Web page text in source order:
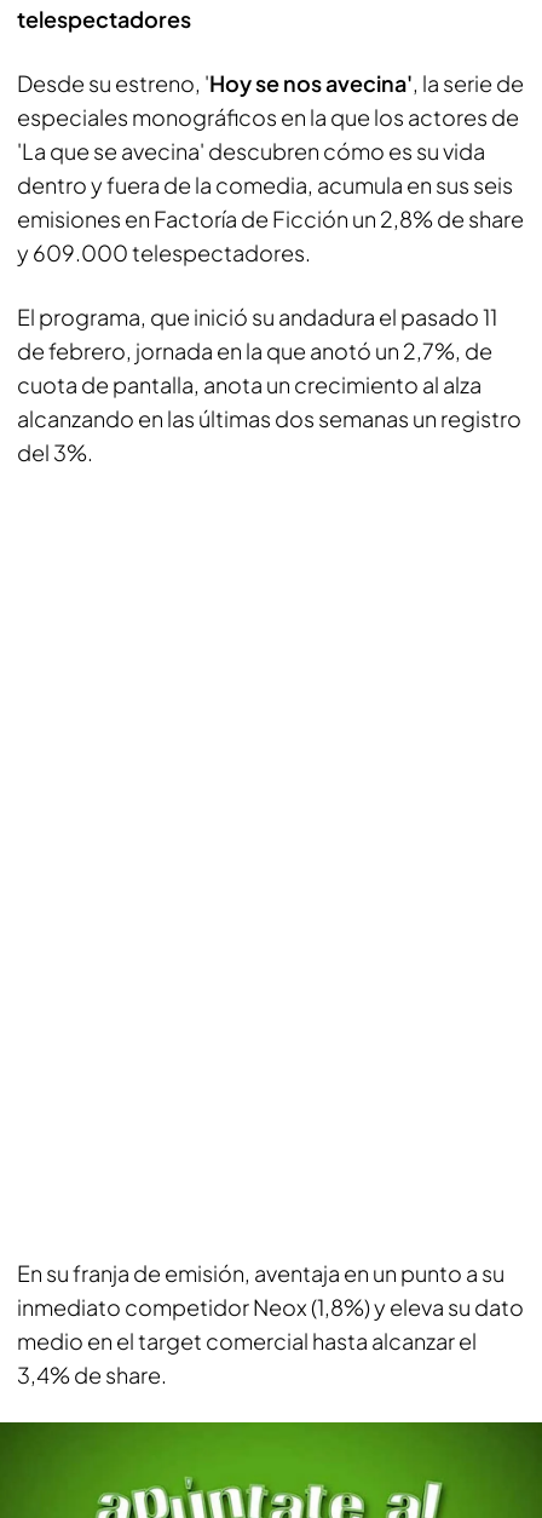
telespectadores
Desde su estreno, 'Hoy se nos avecina', la serie de
especiales monográficos en la que los actores de
'La que se avecina' descubren cómo es su vida
dentro y fuera de la comedia, acumula en sus seis
emisiones en Factoría de Ficción un 2,8% de share
y 609.000 telespectadores.
El programa, que inició su andadura el pasado 11
de febrero, jornada en la que anotó un 2,7%, de
cuota de pantalla, anota un crecimiento al alza
alcanzando en las últimas dos semanas un registro
del 3%.
En su franja de emisión, aventaja en un punto a su
inmediato competidor Neox (1,8%) y eleva su dato
medio en el target comercial hasta alcanzar el
3,4% de share.